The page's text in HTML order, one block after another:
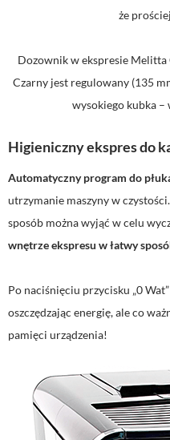
że
Dozownik w ekspresie
Czarny jest regulowany (135
wysokiego kubka –
Higieniczny ekspres do
Automatyczny program do
utrzymanie maszyny w
sposób można wyjąć w celu
wnętrze ekspresu w łatwy
Po naciśnięciu przycisku „0
oszczędzając energię, ale co
pamięci urządzenia!